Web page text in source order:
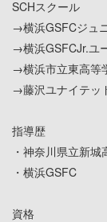
SCHスクール
→横浜GSFCジュ
→横浜GSFCJr.ユ
→横浜市立東高等
→藤沢ユナイテッ
指導歴
・神奈川県立新
・横浜GSFC
資格